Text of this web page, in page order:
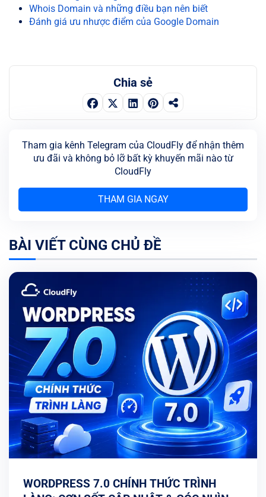
Whois Domain và những điều bạn nên biết
Đánh giá ưu nhược điểm của Google Domain
Chia sẻ
Tham gia kênh Telegram của CloudFly để nhận thêm
ưu đãi và không bỏ lỡ bất kỳ khuyến mãi nào từ
CloudFly
THAM GIA NGAY
BÀI VIẾT CÙNG CHỦ ĐỀ
WORDPRESS 7.0 CHÍNH THỨC TRÌNH